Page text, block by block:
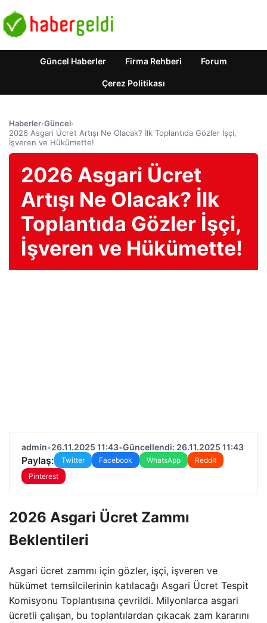
Güncel Haberler Firma Rehberi Forum
Çerez Politikası
Haberler›Güncel›
2026 Asgari Ücret Artışı Ne Olacak? İlk Toplantıda Gözler İşçi,
İşveren ve Hükümette!
2026 Asgari Ücret
Artışı Ne Olacak? İlk
Toplantıda Gözler İşçi,
İşveren ve Hükümette!
admin•26.11.2025 11:43•Güncellendi: 26.11.2025 11:43
Paylaş: Twitter Facebook WhatsApp
Reddit
Pinterest
2026 Asgari Ücret Zammı
Beklentileri
Asgari ücret zammı için gözler, işçi, işveren ve
hükümet temsilcilerinin katılacağı Asgari Ücret Tespit
Komisyonu Toplantısına çevrildi. Milyonlarca asgari
ücretli çalışan, bu toplantılardan çıkacak zam kararını